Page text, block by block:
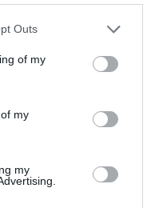
Outs
of my
my
my